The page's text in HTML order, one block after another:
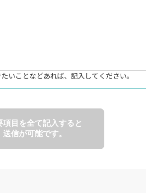
いことなどあれば、記入してください。
項目を全て記入すると
送信が可能です。